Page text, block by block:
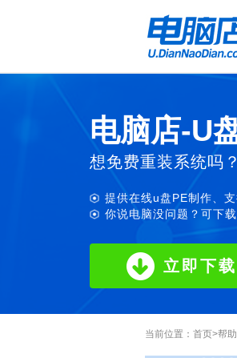
电脑店-U
想免费重装系统吗
提供在线u盘PE制作、
你说电脑没问题？可下
立即下载
当前位置： 首页>帮